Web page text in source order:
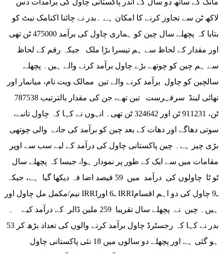
مانگ کے ساتھ دو سال کے اندر پاکستانی چاول کی برآمدات دس
لاکھ ٹن سے تجاوز کرنے کا امکان ہے ۔بدر نے چائنا اکنامک نیٹ کو
بتایا کہ پچھلے سال چین کو ہماری چاول کی برآمد 475000 ٹن تھی
اور مقدار کے لحاظ سے ہم تیسرا بڑا ملک جبکہ رقم کے لحاظ
سے ہم چین کو چوتھے بڑے چاول برآمد کرنے والے ہیں۔ پچھلے
سالچین کو چاول برآمد کرنے والے تین ممالک ویت نام، میانمار اور
تھائی لینڈ سرفہرست تین تھے، جن کی مقدار بالترتیب 787538
ٹن، 911231 ٹن اور 324642 ٹن تھی۔ انہوں نے کہا کہ چاول تانبے،
سوتی دھاگے اور دھات کے بعد چین کو برآمد کی جانے والی چوتھی
بڑی چیز ہے۔ چین پاکستانی چاول کی درآمد کے لیے سب سے اوپر
مقامات میں سے ایک کے طور پر نمودار ہوا، جیسا کہ پچھلے سال
ٹو ٹا چاولوں کی درآمد میں 59 فیصد اضا فہ دیکھا گیا ہے، جبکہ
نیم/مکمل مل چاول اور IRRIـ6 اور IRRIـ9 چاول کی دو اہم اقسام
ہیں۔ چین نے پچھلے سال تقریبا 259 ملین ڈالر کے درآمد کیے ۔
بدر نے کہا کہ رجسٹرڈ چاول برآمد کرنے والوں کی تعداد بڑھ کر 53
ہو گئی ہے اور پچھلے دو سالوں میں 18 نئی پاکستانی چاول